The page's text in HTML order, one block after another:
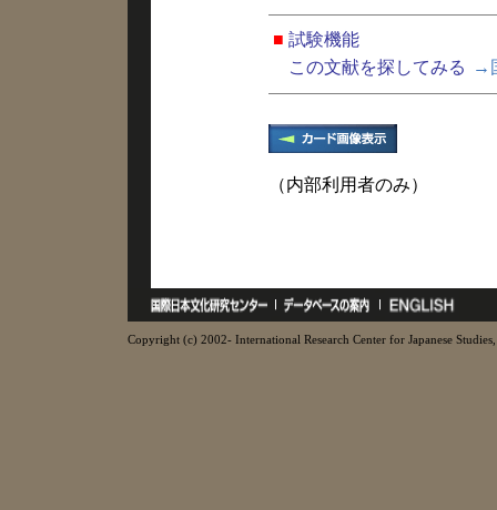
■ 試験機能
この文献を探してみる
→
（内部利用者のみ）
Copyright (c) 2002- International Research Center for Japanese